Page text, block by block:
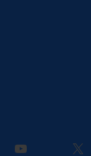
youtube X